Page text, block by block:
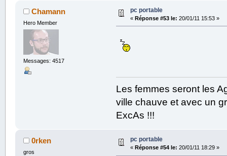
Chamann
Hero Member
Messages: 4517
pc portable
« Réponse #53 le: 20/01/11 15:53 »
Les femmes seront les
ville chauve et avec un
ExcAs !!!
0rken
gros
pc portable
« Réponse #54 le: 20/01/11 18:29 »